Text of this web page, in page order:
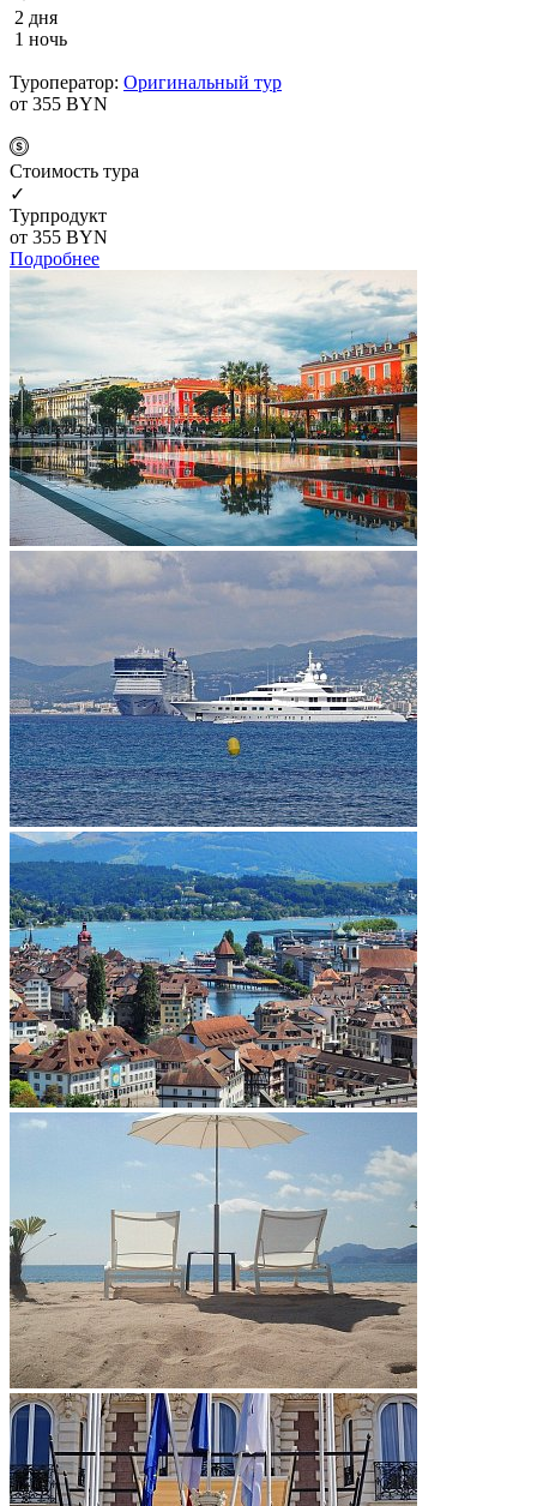
2 дня
1 ночь
Туроператор: Оригинальный тур
от 355 BYN
Cтоимость тура
✓
Турпродукт
от 355 BYN
Подробнее